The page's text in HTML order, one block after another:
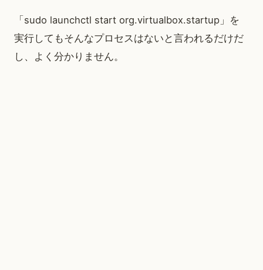
「sudo launchctl start org.virtualbox.startup」を
実行してもそんなプロセスはないと言われるだけだ
し、よく分かりません。